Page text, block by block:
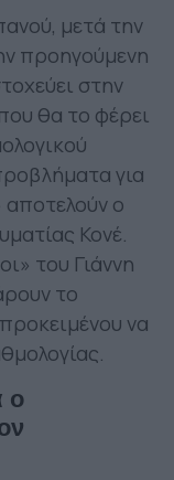
μετά την
προηγούμενη
στην
θα το φέρει
για
αποτελούν ο
Κονέ.
του Γιάννη
το
να
ο